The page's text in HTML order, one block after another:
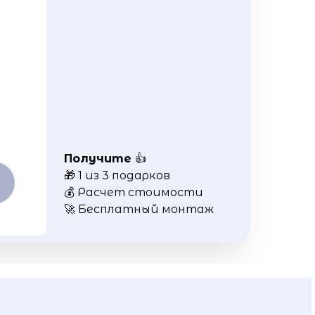
Получите 👍
🎁 1 из 3 подарков
💰 Расчет стоимости
🚀 Бесплатный монтаж